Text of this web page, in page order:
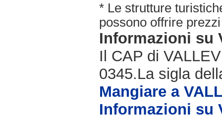
* Le strutture
possono offrire
Informazioni su
Il CAP di
0345.La sigla
Mangiare a
Informazioni su